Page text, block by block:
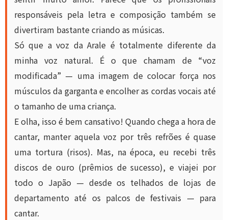
responsáveis pela letra e composição também se
divertiram bastante criando as músicas.
Só que a voz da Arale é totalmente diferente da
minha voz natural. É o que chamam de “voz
modificada” — uma imagem de colocar força nos
músculos da garganta e encolher as cordas vocais até
o tamanho de uma criança.
E olha, isso é bem cansativo! Quando chega a hora de
cantar, manter aquela voz por três refrões é quase
uma tortura (risos). Mas, na época, eu recebi três
discos de ouro (prêmios de sucesso), e viajei por
todo o Japão — desde os telhados de lojas de
departamento até os palcos de festivais — para
cantar.